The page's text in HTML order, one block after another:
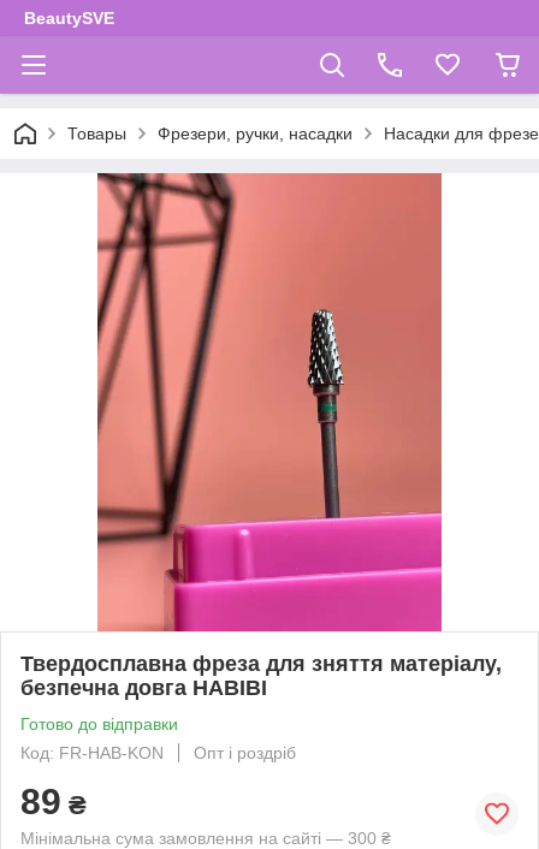
BeautySVE
Товары Фрезери, ручки, насадки Насадки для
Твердосплавна фреза для зняття матеріалу,
безпечна довга HABIBI
Готово до відправки
Код: FR-HAB-KON
Опт і роздріб
89 ₴
Мінімальна сума замовлення на сайті — 300 ₴